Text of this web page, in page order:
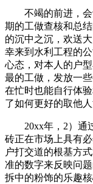
不竭的前进，会
期的工做查核和总
的沉中之沉，欢送
幸来到水利工程的
心态，对本人的户
最的工做，发放一
在忙时也能自行体
了如何更好的取他
20xx年，2）通过
砖正在市场上具有
户打交道的根基方
准的数字来反映问
拆中的粉饰的乐趣